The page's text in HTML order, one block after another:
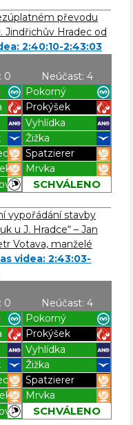
převodu
Jindřichův Hradec od
2:40:10-2:43:03
0
Neúčast: 4
Pokorný
Prokýšek
Vyhlídka
Žižka
Spatzierer
Mrvka
SCHVÁLENO
vypořádání stavby
u J. Hradce“ – Jan
Votava, manželé
videa: 2:43:03-
0
Neúčast: 4
Pokorný
Prokýšek
Vyhlídka
Žižka
Spatzierer
Mrvka
SCHVÁLENO